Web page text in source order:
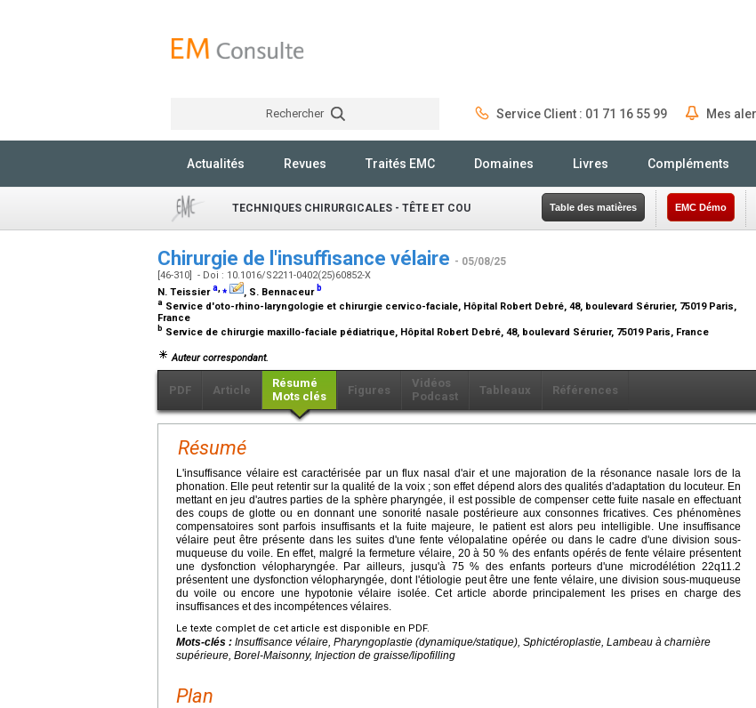
Rechercher Service Client : 01 71 16 55 99 Mes
Actualités Revues Traités EMC Domaines Livres Compléments
TECHNIQUES CHIRURGICALES - TÊTE ET COU Table des matières EMC Démo
Chirurgie de l'insuffisance vélaire - 05/08/25
[46-310] - Doi : 10.1016/S2211-0402(25)60852-X
N. Teissiera,⁎ , S. Bennaceur b
a Service d'oto-rhino-laryngologie et chirurgie cervico-faciale, Hôpital Robert Debré, 48, boulevard Sérurier, 75019 Paris,
France
b Service de chirurgie maxillo-faciale pédiatrique, Hôpital Robert Debré, 48, boulevard Sérurier, 75019 Paris, France
Auteur correspondant.
PDF Article
Résumé
Mots clés
Figures
Vidéos
Podcast
Tableaux Références
Résumé
L'insuffisance vélaire est caractérisée par un flux nasal d'air et une majoration de la résonance nasale lors de la
phonation. Elle peut retentir sur la qualité de la voix ; son effet dépend alors des qualités d'adaptation du locuteur. En
mettant en jeu d'autres parties de la sphère pharyngée, il est possible de compenser cette fuite nasale en effectuant
des coups de glotte ou en donnant une sonorité nasale postérieure aux consonnes fricatives. Ces phénomènes
compensatoires sont parfois insuffisants et la fuite majeure, le patient est alors peu intelligible. Une insuffisance
vélaire peut être présente dans les suites d'une fente vélopalatine opérée ou dans le cadre d'une division sous-
muqueuse du voile. En effet, malgré la fermeture vélaire, 20 à 50 % des enfants opérés de fente vélaire présentent
une dysfonction vélopharyngée. Par ailleurs, jusqu'à 75 % des enfants porteurs d'une microdélétion 22q11.2
présentent une dysfonction vélopharyngée, dont l'étiologie peut être une fente vélaire, une division sous-muqueuse
du voile ou encore une hypotonie vélaire isolée. Cet article aborde principalement les prises en charge des
insuffisances et des incompétences vélaires.
Le texte complet de cet article est disponible en PDF.
Mots-clés : Insuffisance vélaire, Pharyngoplastie (dynamique/statique), Sphictéroplastie, Lambeau à charnière
supérieure, Borel-Maisonny, Injection de graisse/lipofilling
Plan